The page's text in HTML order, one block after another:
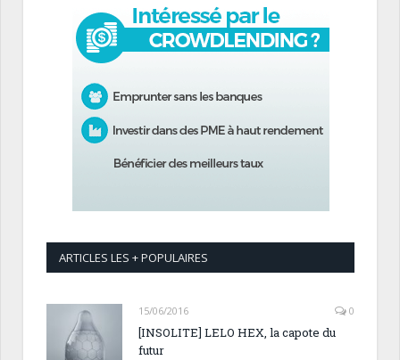
ARTICLES LES + POPULAIRES
15/06/2016 0
[INSOLITE] LELO HEX, la capote du
futur